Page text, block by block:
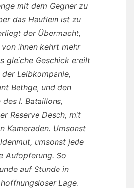
mit dem Gegner zu
das Häuflein ist zu
der Übermacht,
von ihnen kehrt mehr
gleiche Geschick ereilt
der Leibkompanie,
Bethge, und den
I. Bataillons,
Reserve Desch, mit
Kameraden. Umsonst
umsonst jede
Aufopferung. So
auf Stunde in
Lage.